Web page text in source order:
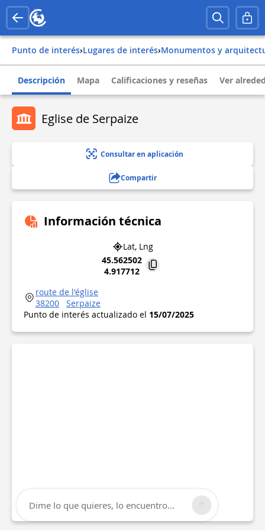
Punto de interés› Lugares de interés› Monumentos y
Descripción Mapa Calificaciones y reseñas Ver
Eglise de Serpaize
Consultar en aplicación
Compartir
Información técnica
Lat, Lng
45.562502
4.917712
route de l'église
38200
Serpaize
Punto de interés actualizado el 15/07/2025
Dime lo que quieres, lo encuentro...